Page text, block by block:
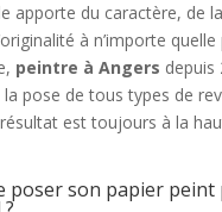
apporte du caractère, de
à n’importe quelle
peintre à Angers depuis
pose de tous types de
est toujours à la
poser son papier peint